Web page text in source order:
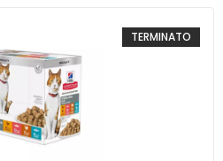
TERMINATO